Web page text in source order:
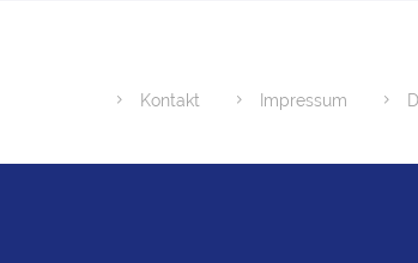
Kontakt Impressum